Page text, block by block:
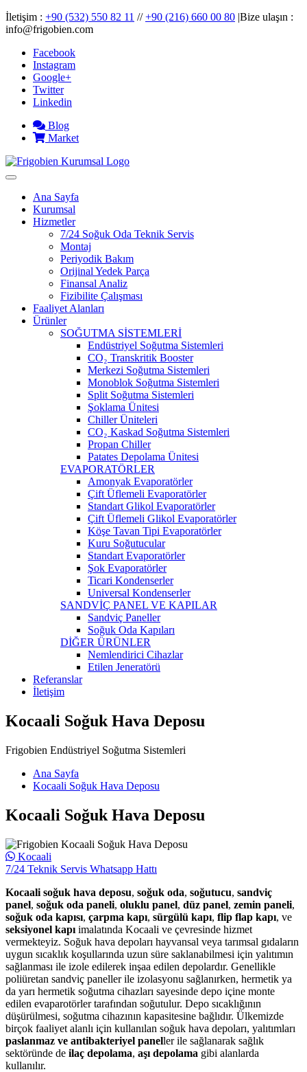
İletişim : +90 (532) 550 82 11 //+90 (216) 660 00 80 |Bize ulaşın :
info@frigobien.com
Facebook
Instagram
Google+
Twitter
Linkedin
Blog
Market
Ana Sayfa
Kurumsal
Hizmetler
7/24 Soğuk Oda Teknik Servis
Montaj
Periyodik Bakım
Orijinal Yedek Parça
Finansal Analiz
Fizibilite Çalışması
Faaliyet Alanları
Ürünler
SOĞUTMA SİSTEMLERİ
Endüstriyel Soğutma Sistemleri
CO₂ Transkritik Booster
Merkezi Soğutma Sistemleri
Monoblok Soğutma Sistemleri
Split Soğutma Sistemleri
Şoklama Ünitesi
Chiller Üniteleri
CO₂ Kaskad Soğutma Sistemleri
Propan Chiller
Patates Depolama Ünitesi
EVAPORATÖRLER
Amonyak Evaporatörler
Çift Üflemeli Evaporatörler
Standart Glikol Evaporatörler
Çift Üflemeli Glikol Evaporatörler
Köşe Tavan Tipi Evaporatörler
Kuru Soğutucular
Standart Evaporatörler
Şok Evaporatörler
Ticari Kondenserler
Universal Kondenserler
SANDVİÇ PANEL VE KAPILAR
Sandviç Paneller
Soğuk Oda Kapıları
DİĞER ÜRÜNLER
Nemlendirici Cihazlar
Etilen Jeneratörü
Referanslar
İletişim
Kocaali Soğuk Hava Deposu
Frigobien Endüstriyel Soğutma Sistemleri
Ana Sayfa
Kocaali Soğuk Hava Deposu
Kocaali Soğuk Hava Deposu
Kocaali
7/24 Teknik Servis Whatsapp Hattı
Kocaali soğuk hava deposu, soğuk oda, soğutucu, sandviç
panel, soğuk oda paneli, oluklu panel, düz panel, zemin paneli,
soğuk oda kapısı, çarpma kapı, sürgülü kapı, flip flap kapı, ve
seksiyonel kapı imalatında Kocaali ve çevresinde hizmet
vermekteyiz. Soğuk hava depoları hayvansal veya tarımsal gıdaların
uygun sıcaklık koşullarında uzun süre saklanabilmesi için yalıtımın
sağlanması ile izole edilerek inşaa edilen depolardır. Genellikle
poliüretan sandviç paneller ile izolasyonu sağlanırken, hermetik ya
da yarı hermetik soğutma cihazları sayesinde depo içine monte
edilen evaparotörler tarafından soğutulur. Depo sıcaklığının
düşürülmesi, soğutma cihazının kapasitesine bağlıdır. Ülkemizde
birçok faaliyet alanlı için kullanılan soğuk hava depoları, yalıtımları
paslanmaz ve antibakteriyel paneller ile sağlanarak sağlık
sektöründe de ilaç depolama, aşı depolama gibi alanlarda
kullanılır.